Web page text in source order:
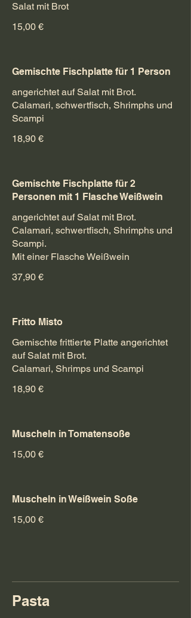
Salat mit Brot
15,00 €
Gemischte Fischplatte für 1 Person
angerichtet auf Salat mit Brot.
Calamari, schwertfisch, Shrimphs und
Scampi
18,90 €
Gemischte Fischplatte für 2
Personen mit 1 Flasche Weißwein
angerichtet auf Salat mit Brot.
Calamari, schwertfisch, Shrimphs und
Scampi.
Mit einer Flasche Weißwein
37,90 €
Fritto Misto
Gemischte frittierte Platte angerichtet
auf Salat mit Brot.
Calamari, Shrimps und Scampi
18,90 €
Muscheln in Tomatensoße
15,00 €
Muscheln in Weißwein Soße
15,00 €
Pasta